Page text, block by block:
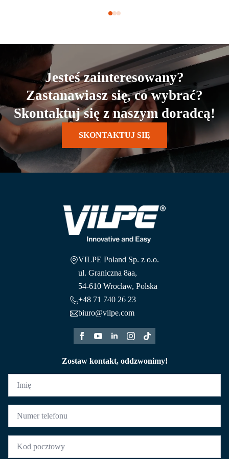
Jesteś zainteresowany?
Zastanawiasz się, co wybrać?
Skontaktuj się z naszym doradcą!
SKONTAKTUJ SIĘ
VILPE Poland Sp. z o.o.
ul. Graniczna 8aa,
54-610 Wrocław, Polska
+48 71 740 26 23
biuro@vilpe.com
Zostaw kontakt, oddzwonimy!
Imię
Numer
telefonu
Kod
pocztowy